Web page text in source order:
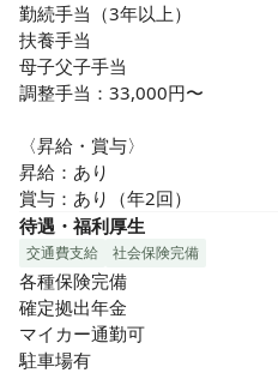
勤続手当（3年以上）
扶養手当
母子父子手当
調整手当：33,000円〜
〈昇給・賞与〉
昇給：あり
賞与：あり（年2回）
待遇・福利厚生
交通費支給 社会保険完備
各種保険完備
確定拠出年金
マイカー通勤可
駐車場有